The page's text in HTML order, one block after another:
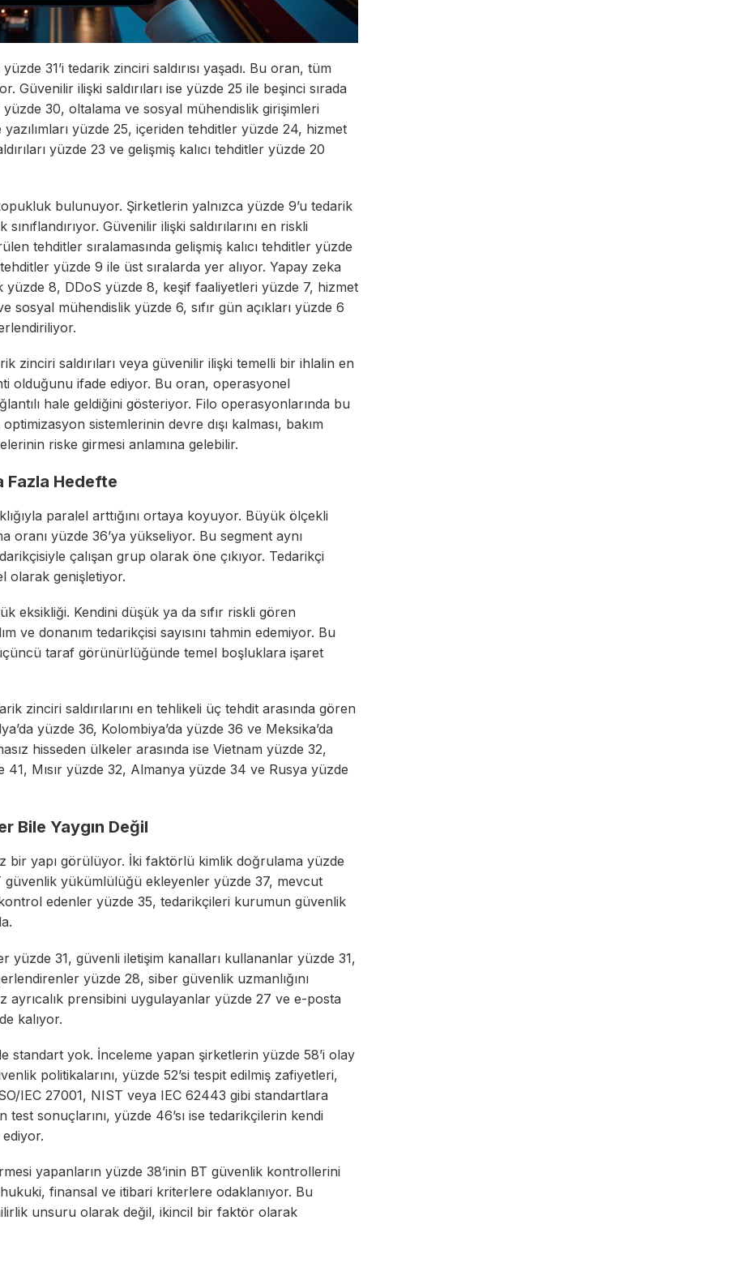
31’i tedarik zinciri saldırısı yaşadı. Bu oran, tüm
Güvenilir ilişki saldırıları ise yüzde 25 ile beşinci sırada
30, oltalama ve sosyal mühendislik girişimleri
yüzde 25, içeriden tehditler yüzde 24, hizmet
yüzde 23 ve gelişmiş kalıcı tehditler yüzde 20
bulunuyor. Şirketlerin yalnızca yüzde 9’u tedarik
Güvenilir ilişki saldırılarını en riskli
tehditler sıralamasında gelişmiş kalıcı tehditler yüzde
yüzde 9 ile üst sıralarda yer alıyor. Yapay zeka
yüzde 8, DDoS yüzde 8, keşif faaliyetleri yüzde 7, hizmet
sosyal mühendislik yüzde 6, sıfır gün açıkları yüzde 6
zinciri saldırıları veya güvenilir ilişki temelli bir ihlalin en
olduğunu ifade ediyor. Bu oran, operasyonel
hale geldiğini gösteriyor. Filo operasyonlarında bu
sistemlerinin devre dışı kalması, bakım
riske girmesi anlamına gelebilir.
Fazla Hedefte
paralel arttığını ortaya koyuyor. Büyük ölçekli
oranı yüzde 36’ya yükseliyor. Bu segment aynı
çalışan grup olarak öne çıkıyor. Tedarikçi
olarak genişletiyor.
eksikliği. Kendini düşük ya da sıfır riskli gören
ve donanım tedarikçisi sayısını tahmin edemiyor. Bu
taraf görünürlüğünde temel boşluklara işaret
zinciri saldırılarını en tehlikeli üç tehdit arasında gören
yüzde 36, Kolombiya’da yüzde 36 ve Meksika’da
hisseden ülkeler arasında ise Vietnam yüzde 32,
Mısır yüzde 32, Almanya yüzde 34 ve Rusya yüzde
Bile Yaygın Değil
bir yapı görülüyor. İki faktörlü kimlik doğrulama yüzde
güvenlik yükümlülüğü ekleyenler yüzde 37, mevcut
edenler yüzde 35, tedarikçileri kurumun güvenlik
yüzde 31, güvenli iletişim kanalları kullananlar yüzde 31,
yüzde 28, siber güvenlik uzmanlığını
prensibini uygulayanlar yüzde 27 ve e-posta
kalıyor.
standart yok. İnceleme yapan şirketlerin yüzde 58’i olay
politikalarını, yüzde 52’si tespit edilmiş zafiyetleri,
IEC 27001, NIST veya IEC 62443 gibi standartlara
sonuçlarını, yüzde 46’sı ise tedarikçilerin kendi
yapanların yüzde 38’inin BT güvenlik kontrollerini
finansal ve itibari kriterlere odaklanıyor. Bu
unsuru olarak değil, ikincil bir faktör olarak